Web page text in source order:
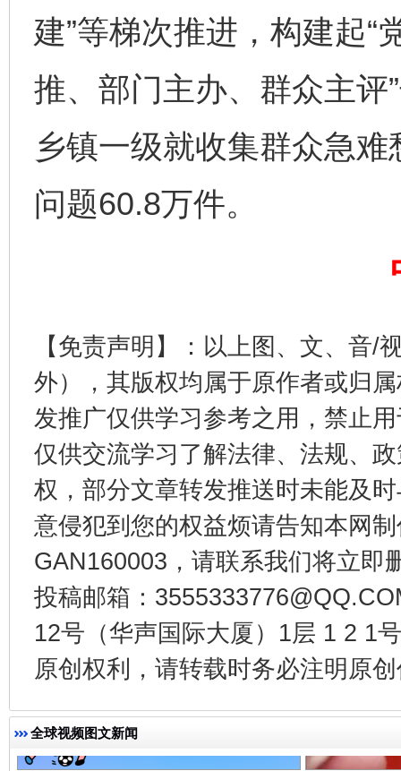
建”等梯次推进，构建起
推、部门主办、群众主评
乡镇一级就收集群众急
问题60.8万件。
【免责声明】：以上图、文、音/
外），其版权均属于原作者或归
发推广仅供学习参考之用，禁止
仅供交流学习了解法律、法规、
权，部分文章转发推送时未能及
意侵犯到您的权益烦请告知本网
GAN160003，请联系我们将立即
投稿邮箱：
12号（华声国际大厦）1层 1 2 1
原创权利，请转载时务必注明原
全球视频图文新闻
揭开“小金库”的免责幌子
受贿1.44亿！段成刚被判无期 从幼
全民健身五年计划来了！等你上场